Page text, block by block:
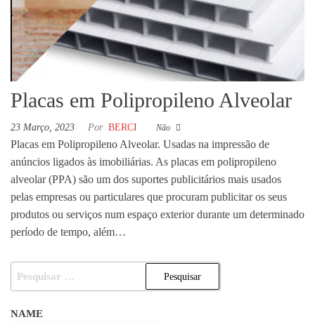
Placas em Polipropileno Alveolar
23 Março, 2023 Por BERCI Não
Placas em Polipropileno Alveolar. Usadas na impressão de
anúncios ligados às imobiliárias. As placas em polipropileno
alveolar (PPA) são um dos suportes publicitários mais usados
pelas empresas ou particulares que procuram publicitar os seus
produtos ou serviços num espaço exterior durante um determinado
período de tempo, além…
NAME